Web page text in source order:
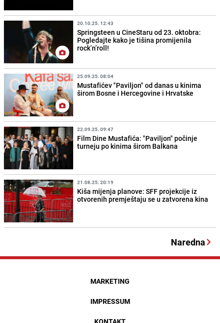
20.10.25. 12:43
Springsteen u CineStaru od 23. oktobra:
Pogledajte kako je tišina promijenila
rock’n’roll!
25.09.25. 08:04
Mustafićev "Paviljon" od danas u kinima
širom Bosne i Hercegovine i Hrvatske
22.09.25. 09:47
Film Dine Mustafića: "Paviljon" počinje
turneju po kinima širom Balkana
21.08.25. 20:19
Kiša mijenja planove: SFF projekcije iz
otvorenih premještaju se u zatvorena kina
Naredna
MARKETING
IMPRESSUM